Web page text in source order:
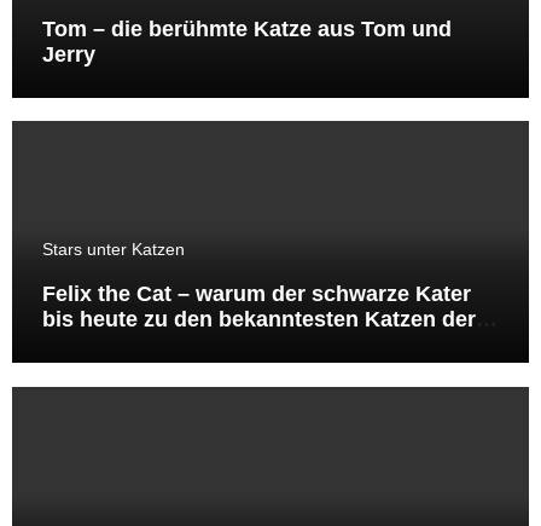
Tom – die berühmte Katze aus Tom und
Jerry
Stars unter Katzen
Felix the Cat – warum der schwarze Kater
bis heute zu den bekanntesten Katzen der